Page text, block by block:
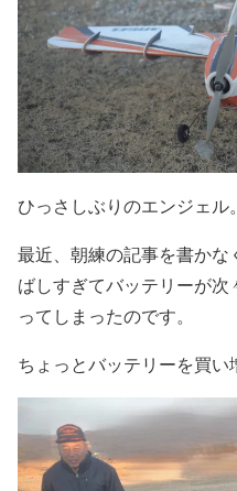
ひっさしぶりのエンジェル。
最近、朝練の記事を書か
ばしすぎてバッテリーが
ってしまったのです。
ちょっとバッテリーを買い